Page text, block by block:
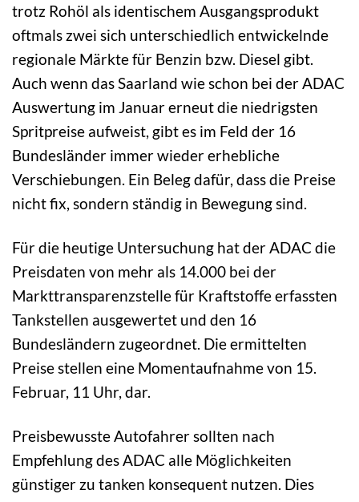
trotz Rohöl als identischem Ausgangsprodukt
oftmals zwei sich unterschiedlich entwickelnde
regionale Märkte für Benzin bzw. Diesel gibt.
Auch wenn das Saarland wie schon bei der ADAC
Auswertung im Januar erneut die niedrigsten
Spritpreise aufweist, gibt es im Feld der 16
Bundesländer immer wieder erhebliche
Verschiebungen. Ein Beleg dafür, dass die Preise
nicht fix, sondern ständig in Bewegung sind.
Für die heutige Untersuchung hat der ADAC die
Preisdaten von mehr als 14.000 bei der
Markttransparenzstelle für Kraftstoffe erfassten
Tankstellen ausgewertet und den 16
Bundesländern zugeordnet. Die ermittelten
Preise stellen eine Momentaufnahme von 15.
Februar, 11 Uhr, dar.
Preisbewusste Autofahrer sollten nach
Empfehlung des ADAC alle Möglichkeiten
günstiger zu tanken konsequent nutzen. Dies